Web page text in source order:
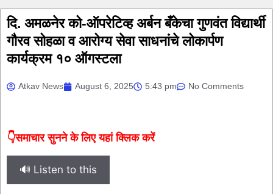
दि. अमळनेर को-ऑपरेटिव्ह अर्बन बँकेचा गुणवंत विद्यार्थी
गौरव सोहळा व आरोग्य सेवा साधनांचे लोकार्पण
कार्यक्रम १० ऑगस्टला
Atkav News August 6, 2025 5:43 pm No Comments
👇समाचार सुनने के लिए यहां क्लिक करें
🔊 Listen to this